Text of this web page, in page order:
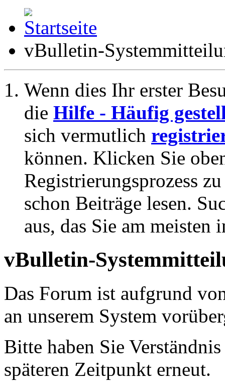
vBulletin-
Wenn dies Ihr erster
die Hilfe - Häufig
sich vermutlich
können. Klicken Sie
Registrierungsprozess
schon Beiträge lesen.
aus, das Sie am meisten
vBulletin-
Das Forum ist aufgrund
an unserem System
Bitte haben Sie
späteren Zeitpunkt erneut.